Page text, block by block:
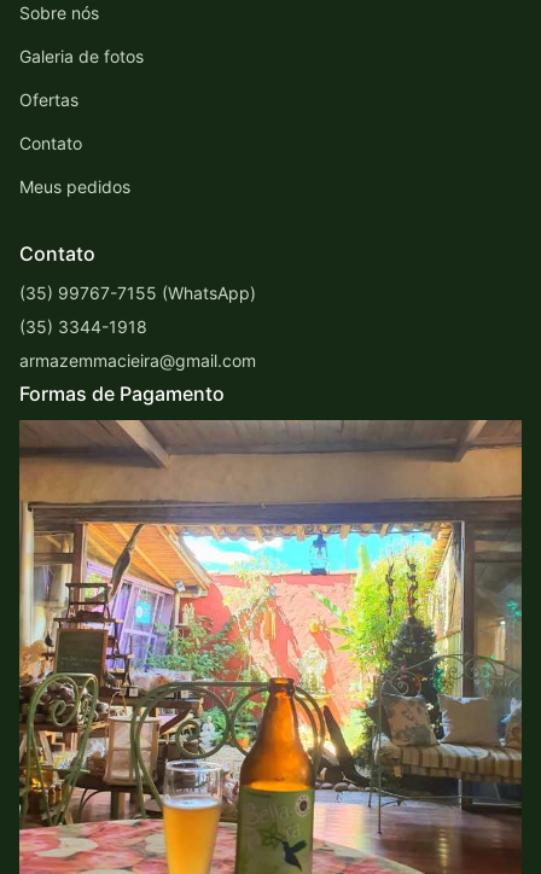
Sobre nós
Galeria de fotos
Ofertas
Contato
Meus pedidos
Contato
(35) 99767-7155 (WhatsApp)
(35) 3344-1918
armazemmacieira@gmail.com
Formas de Pagamento